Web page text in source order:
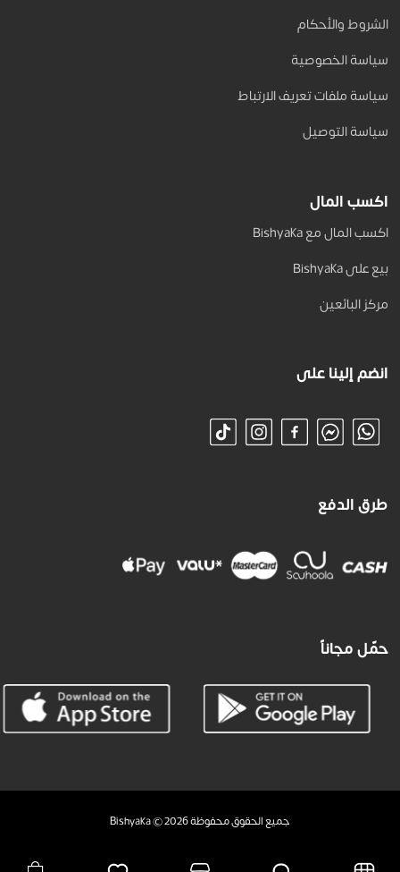
الشروط والأحكام
سياسة الخصوصية
سياسة ملفات تعريف الارتباط
سياسة التوصيل
اكسب المال
اكسب المال مع Bishyaka
بيع على Bishyaka
مركز البائعين
انضم إلينا على
طرق الدفع
حمّل مجاناً
جميع الحقوق محفوظة Bishyaka © 2026